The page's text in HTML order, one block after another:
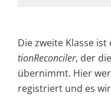
Die zweite Klasse
tionReconciler, der
übernimmt. Hier
registriert und es